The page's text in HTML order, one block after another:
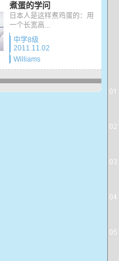
煮蛋的学问
日本人是这样煮鸡蛋的：用
一个长宽高...
中学8级
2011.11.02
Williams